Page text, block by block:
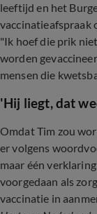
leeftijd en het
vaccinatieafspraak
"Ik hoef die prik
worden
mensen die
'Hij liegt, dat
Omdat Tim zou
er volgens
maar één
voorgedaan als
vaccinatie in